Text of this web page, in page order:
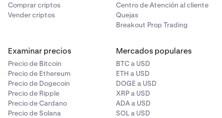
Ingresos brutos
Comprueba si los ingresos proceden de: QOF
N/A
N/A
Comprar criptos
Vender criptos
Centro de Atención al cliente
Quejas
Breakout Prop Trading
Examinar precios
Precio de Bitcoin
Precio de Ethereum
Precio de Dogecoin
Precio de Ripple
Precio de Cardano
Precio de Solana
Mercados populares
BTC a USD
ETH a USD
DOGE a USD
XRP a USD
ADA a USD
SOL a USD